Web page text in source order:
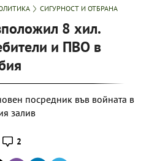
СИГУРНОСТ И ОТБРАНА
8 хил.
и ПВО в
посредник във войната в
залив
2